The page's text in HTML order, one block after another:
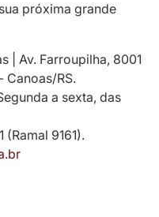
próxima grande
| Av. Farroupilha, 8001
Canoas/RS.
a sexta, das
(Ramal 9161).